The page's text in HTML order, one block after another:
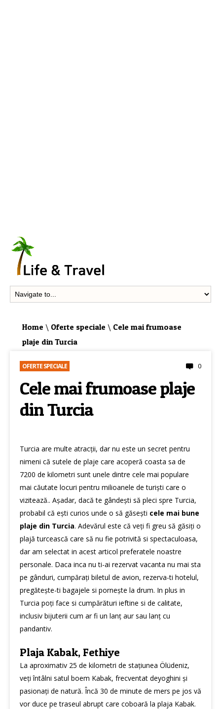
Home \ Oferte speciale \ Cele mai frumoase
plaje din Turcia
OFERTE SPECIALE 0
Cele mai frumoase plaje
din Turcia
Turcia are multe atracții, dar nu este un secret pentru
nimeni că sutele de plaje care acoperă coasta sa de
7200 de kilometri sunt unele dintre cele mai populare
mai căutate locuri pentru milioanele de turiști care o
vizitează.. Așadar, dacă te gândești să pleci spre Turcia,
probabil că ești curios unde o să găsești cele mai bune
plaje din Turcia. Adevărul este că veți fi greu să găsiți o
plajă turcească care să nu fie potrivită si spectaculoasa,
dar am selectat in acest articol preferatele noastre
personale. Daca inca nu ti-ai rezervat vacanta nu mai sta
pe gânduri, cumpărați biletul de avion, rezerva-ti hotelul,
pregătește-ti bagajele si pornește la drum. In plus in
Turcia poți face si cumpărături ieftine si de calitate,
inclusiv bijuterii cum ar fi un lanț aursau lanț cu
pandantiv.
Plaja Kabak, Fethiye
La aproximativ 25 de kilometri de stațiunea Ölüdeniz,
veți întâlni satul boem Kabak, frecventat deyoghini și
pasionați de natură. Încă 30 de minute de mers pe jos vă
vor duce pe traseul abrupt care coboară la plaja Kabak.